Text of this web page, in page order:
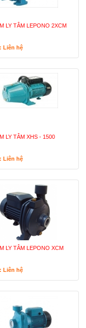
LY TÂM LEPONO 2XCM
Liên hệ
LY TÂM XHS - 1500
Liên hệ
LY TÂM LEPONO XCM
Liên hệ